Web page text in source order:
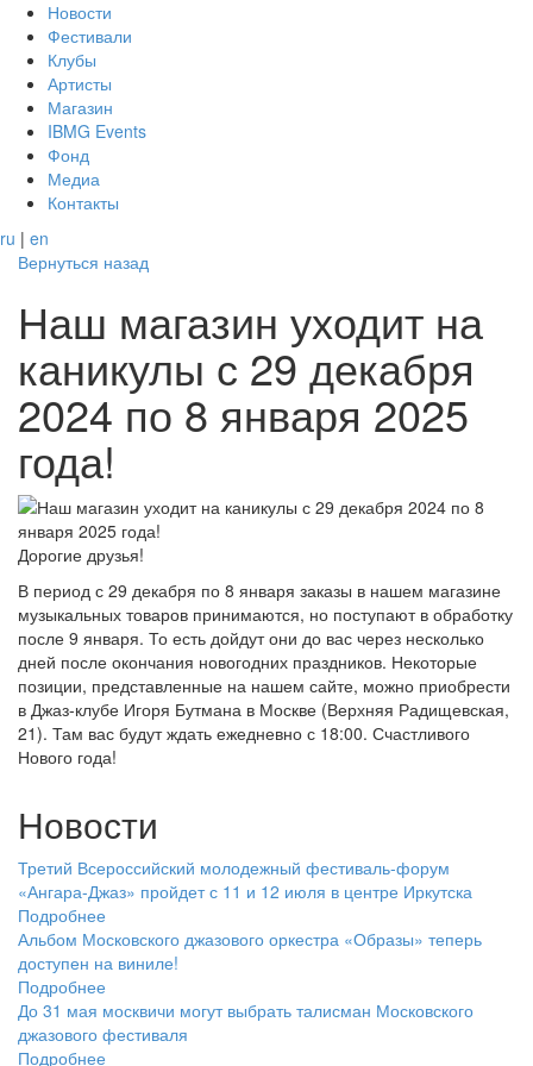
Новости
Фестивали
Клубы
Артисты
Магазин
IBMG Events
Фонд
Медиа
Контакты
ru | en
Вернуться назад
Наш магазин уходит на
каникулы с 29 декабря
2024 по 8 января 2025
года!
Дорогие друзья!
В период с 29 декабря по 8 января заказы в нашем магазине
музыкальных товаров принимаются, но поступают в обработку
после 9 января. То есть дойдут они до вас через несколько
дней после окончания новогодних праздников. Некоторые
позиции, представленные на нашем сайте, можно приобрести
в Джаз-клубе Игоря Бутмана в Москве (Верхняя Радищевская,
21). Там вас будут ждать ежедневно с 18:00. Счастливого
Нового года!
Новости
Третий Всероссийский молодежный фестиваль-форум
«Ангара-Джаз» пройдет с 11 и 12 июля в центре Иркутска
Подробнее
Альбом Московского джазового оркестра «Образы» теперь
доступен на виниле!
Подробнее
До 31 мая москвичи могут выбрать талисман Московского
джазового фестиваля
Подробнее